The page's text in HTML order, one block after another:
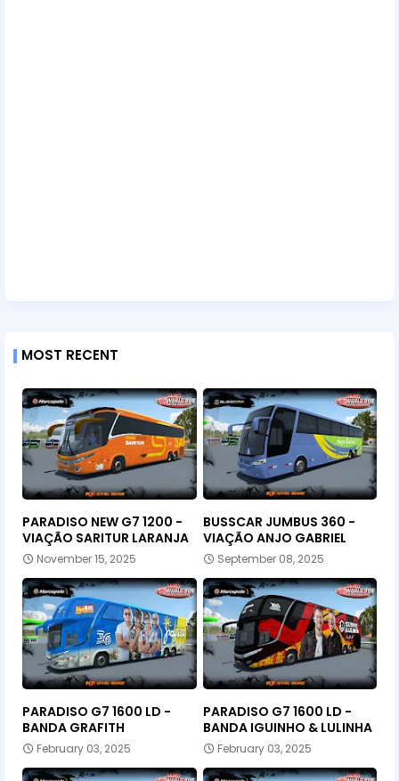
MOST RECENT
PARADISO NEW G7 1200 -
VIAÇÃO SARITUR LARANJA
November 15, 2025
BUSSCAR JUMBUS 360 -
VIAÇÃO ANJO GABRIEL
September 08, 2025
PARADISO G7 1600 LD -
BANDA GRAFITH
February 03, 2025
PARADISO G7 1600 LD -
BANDA IGUINHO & LULINHA
February 03, 2025